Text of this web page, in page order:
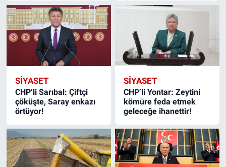
SIYASET
CHP’li Sarıbal: Çiftçi
çöküşte, Saray enkazı
örtüyor!
SIYASET
CHP’li Yontar: Zeytini
kömüre feda etmek
geleceğe ihanettir!